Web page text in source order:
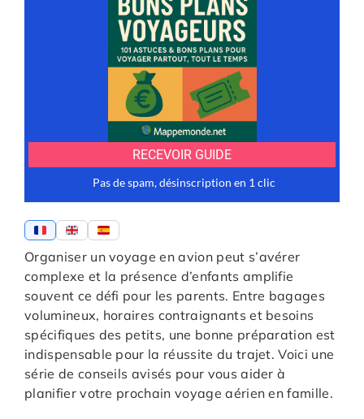
Organiser un voyage en avion peut s’avérer
complexe et la présence d’enfants amplifie
souvent ce défi pour les parents. Entre bagages
volumineux, horaires contraignants et besoins
spécifiques des petits, une bonne préparation est
indispensable pour la réussite du trajet. Voici une
série de conseils avisés pour vous aider à
planifier votre prochain voyage aérien en famille.